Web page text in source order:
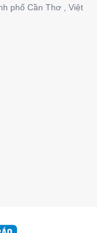
phố Cần Thơ , Việt